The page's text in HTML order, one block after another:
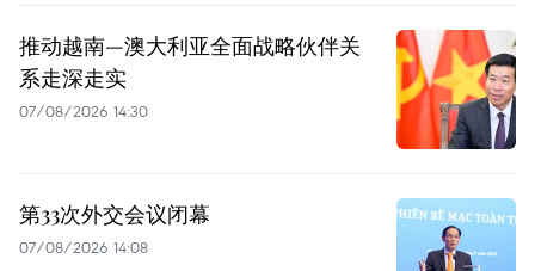
推动越南—澳大利亚全面战略伙伴关
系走深走实
07/08/2026 14:30
第33次外交会议闭幕
07/08/2026 14:08